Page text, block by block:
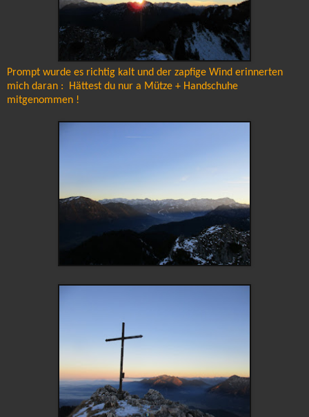
Prompt wurde es richtig kalt und der zapfige Wind erinnerten
mich daran : Hättest du nur a Mütze + Handschuhe
mitgenommen !